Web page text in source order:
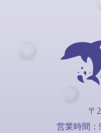
〒
営業時間：